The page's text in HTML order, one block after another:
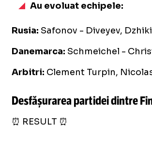
Au evoluat echipele:
Rusia: Safonov - Diveyev,
Danemarca: Schmeichel -
Arbitri: Clement Turpin,
Desfășurarea partidei dintre
⏰ RESULT ⏰